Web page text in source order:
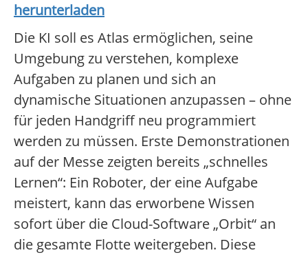
herunterladen
Die KI soll es Atlas ermöglichen, seine
Umgebung zu verstehen, komplexe
Aufgaben zu planen und sich an
dynamische Situationen anzupassen – ohne
für jeden Handgriff neu programmiert
werden zu müssen. Erste Demonstrationen
auf der Messe zeigten bereits „schnelles
Lernen“: Ein Roboter, der eine Aufgabe
meistert, kann das erworbene Wissen
sofort über die Cloud-Software „Orbit“ an
die gesamte Flotte weitergeben. Diese